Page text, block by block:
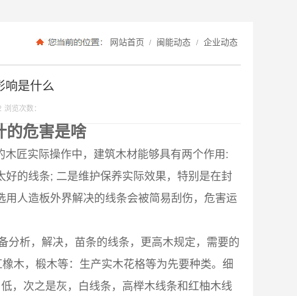
网站首页 / 闽能动态 / 企业动态
响是什么
浏览次数：
的危害是啥
匠实际操作中，建筑木材能够具有两个作用:
的线条; 二是维护保养实际效果，特别是在封
人造板外界解决的线条会被简易刮伤，危害运
析，解决，苗条的线条，更高木规定，需要的
木，椴木等：生产实木花格等为先要种类。细
，次之是灰，白线条，高榉木线条和红柚木线